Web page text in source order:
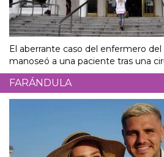
El aberrante caso del enfermero
manoseó a una paciente tras una
FARÁNDULA